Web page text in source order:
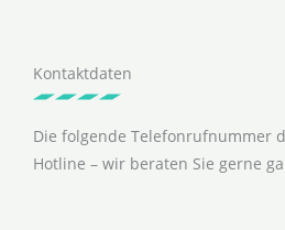
Kontaktdaten
Die folgende Telefonrufnummer
Hotline – wir beraten Sie gerne